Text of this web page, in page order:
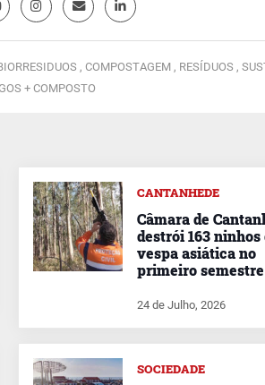
, COMPOSTAGEM , RESÍDUOS ,
+ COMPOSTO
CANTANHEDE
Câmara de
destrói 163 ninhos
vespa asiática no
primeiro semestre
24 de Julho, 2026
SOCIEDADE